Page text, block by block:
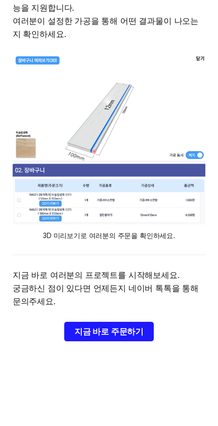
능을 지원합니다.
여러분이 설정한 가공을 통해 어떤 결과물이 나오는
지 확인하세요.
3D 미리보기로 여러분의 주문을 확인하세요.
지금 바로 여러분의 프로젝트를 시작해보세요.
궁금하신 점이 있다면 언제든지 네이버 톡톡을 통해
문의주세요.
지금 바로 주문하기